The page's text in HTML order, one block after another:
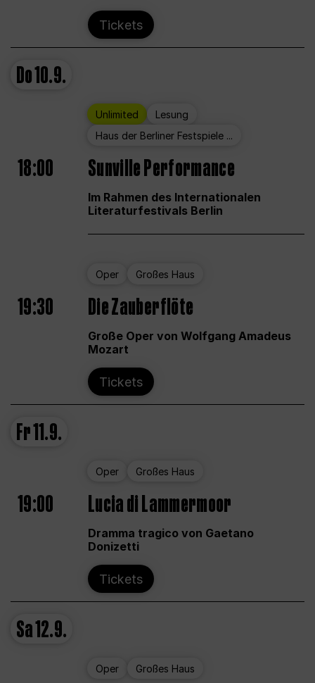
Tickets
Do10.9.
Unlimited
Lesung
Haus der Berliner Festspiele ...
18:00 Sunville Performance
Im Rahmen des Internationalen
Literaturfestivals Berlin
Oper Großes Haus
19:30 Die Zauberflöte
Große Oper von Wolfgang Amadeus
Mozart
Tickets
Fr11.9.
Oper Großes Haus
19:00 Lucia di Lammermoor
Dramma tragico von Gaetano
Donizetti
Tickets
Sa12.9.
Oper Großes Haus